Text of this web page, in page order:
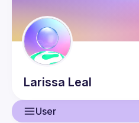
Larissa Leal
User